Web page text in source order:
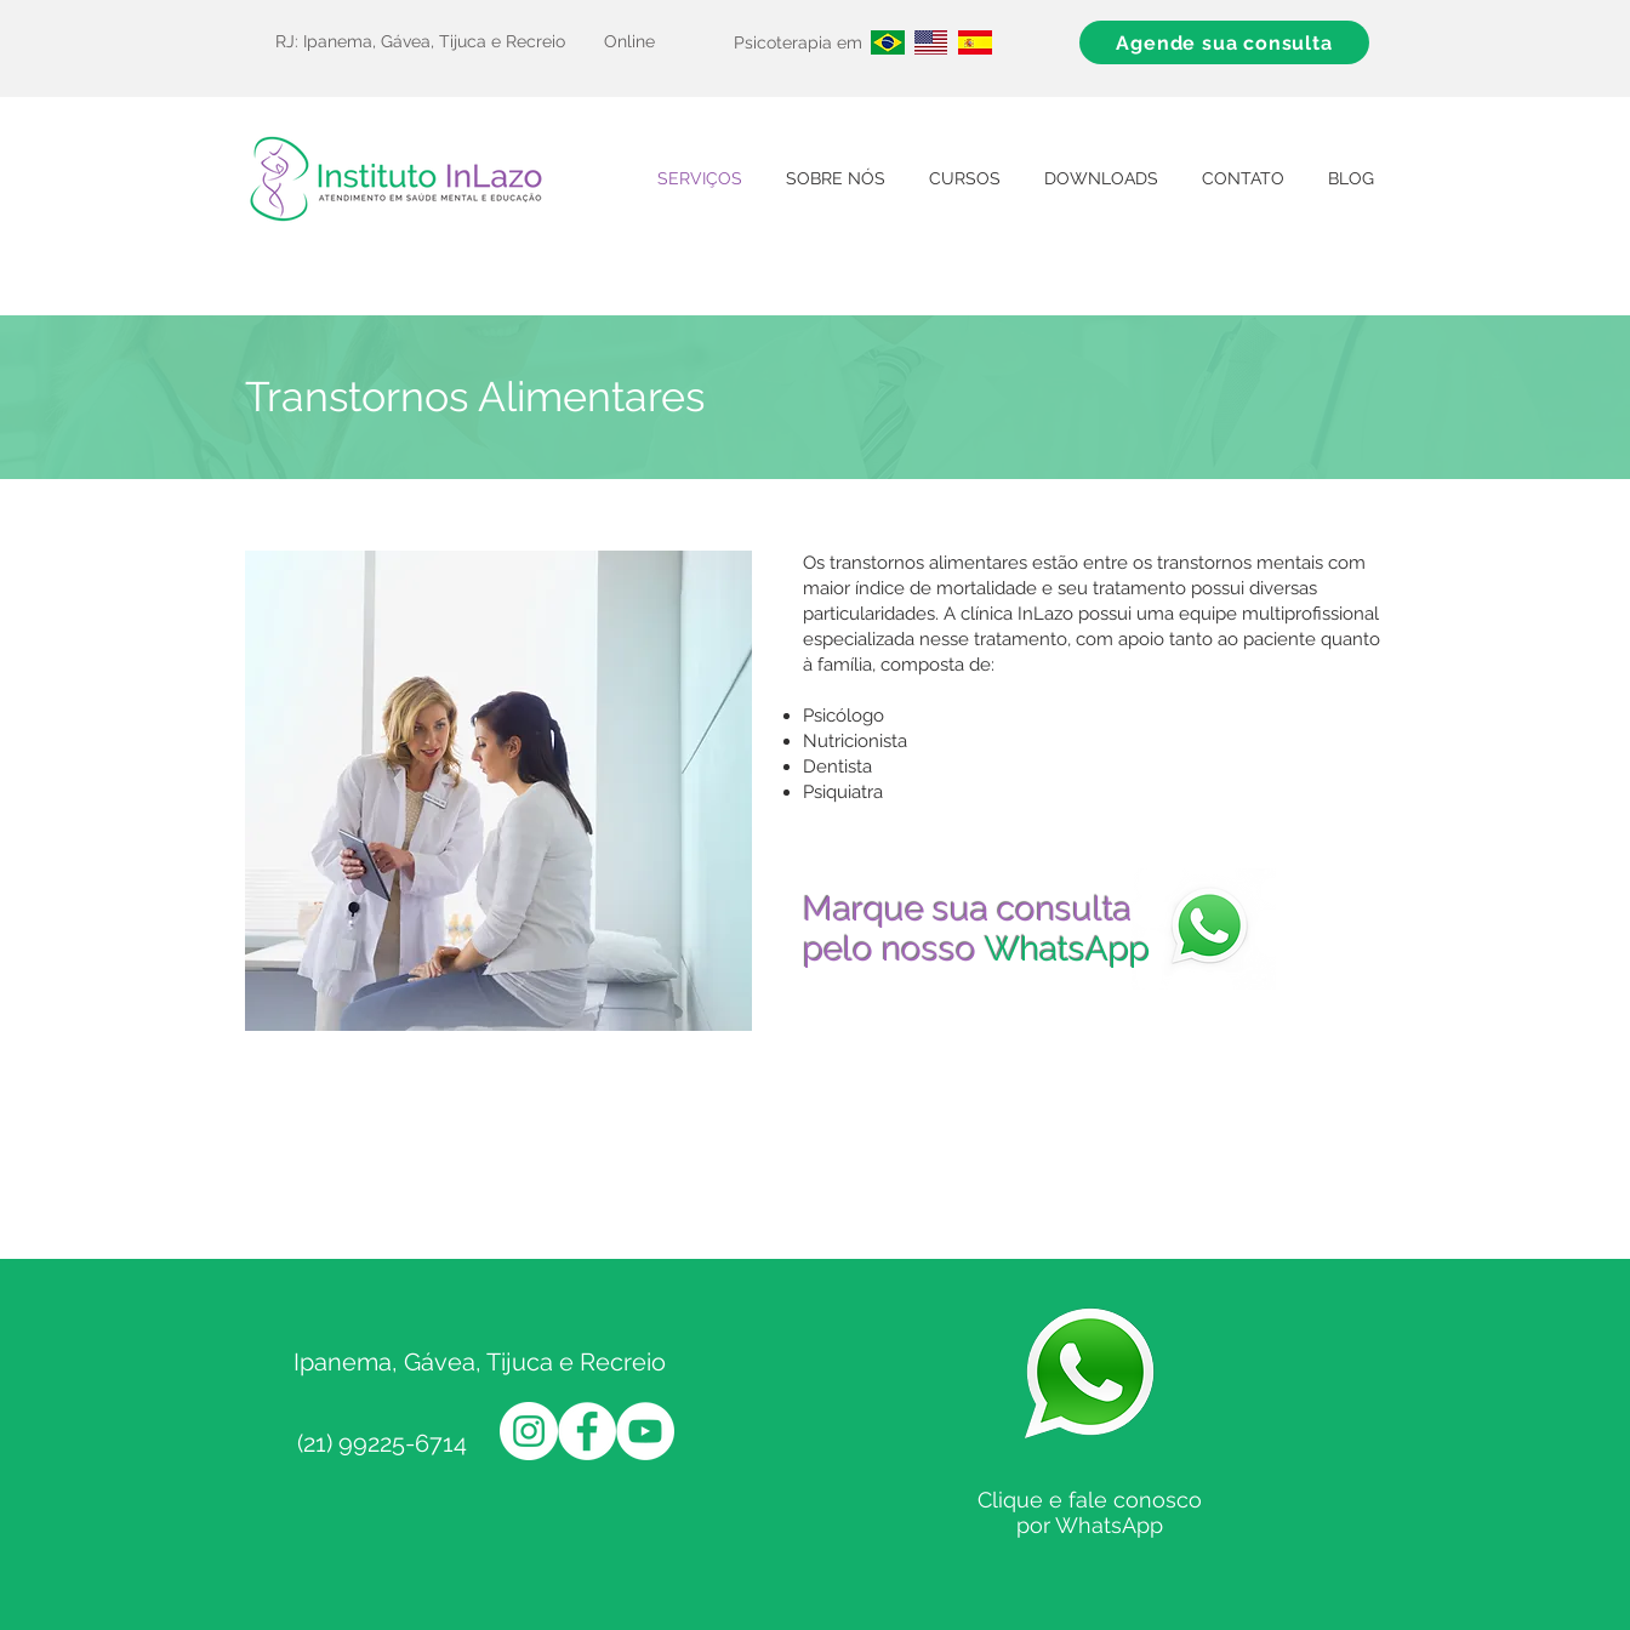
RJ: Ipanema, Gávea, Tijuca e Recreio Online Psicoterapia em Agende sua consulta
SERVIÇOS SOBRE NÓS CURSOS DOWNLOADS CONTATO BLOG
Transtornos Alimentares
Os transtornos alimentares estão entre os transtornos mentais com
maior índice de mortalidade e seu tratamento possui diversas
particularidades. A clínica InLazo possui uma equipe multiprofissional
especializada nesse tratamento, com apoio tanto ao paciente quanto
à família, composta de:
Psicólogo
Nutricionista
Dentista
Psiquiatra
Marque sua consulta
pelo nossoWhatsApp
Ipanema, Gávea, Tijuca e Recreio
(21) 99225-6714
Clique e fale conosco
por WhatsApp